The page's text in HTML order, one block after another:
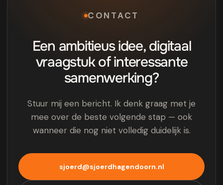
CONTACT
Een ambitieus idee, digitaal
vraagstuk of interessante
samenwerking?
Stuur mij een bericht. Ik denk graag met je
mee over de beste volgende stap — ook
wanneer die nog niet volledig duidelijk is.
sjoerd@sjoerdhagendoorn.nl